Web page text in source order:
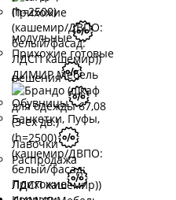
Прихожие
модульные
Прихожие готовые
решения
Обувницы
Банкетки, Пуфы,
Лавочки
Распродажа
Прихожие